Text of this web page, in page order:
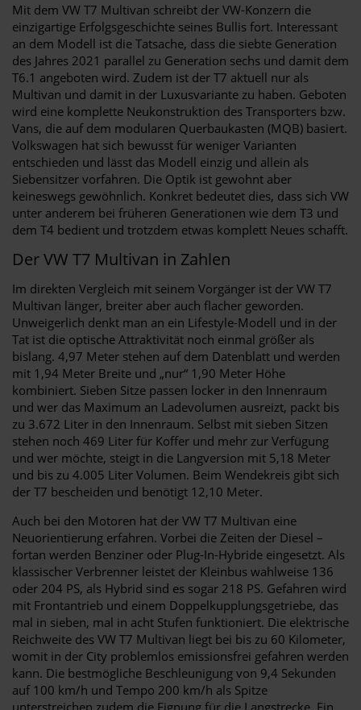
Mit dem VW T7 Multivan schreibt der VW-Konzern die
einzigartige Erfolgsgeschichte seines Bullis fort. Interessant
an dem Modell ist die Tatsache, dass die siebte Generation
des Jahres 2021 parallel zu Generation sechs und damit dem
T6.1 angeboten wird. Zudem ist der T7 aktuell nur als
Multivan und damit in der Luxusvariante zu haben. Geboten
wird eine komplette Neukonstruktion des Transporters bzw.
Vans, die auf dem modularen Querbaukasten (MQB) basiert.
Volkswagen hat sich bewusst für weniger Varianten
entschieden und lässt das Modell einzig und allein als
Siebensitzer vorfahren. Die Optik ist gewohnt aber
keineswegs gewöhnlich. Konkret bedeutet dies, dass sich VW
unter anderem bei früheren Generationen wie dem T3 und
dem T4 bedient und trotzdem etwas komplett Neues schafft.
Der VW T7 Multivan in Zahlen
Im direkten Vergleich mit seinem Vorgänger ist der VW T7
Multivan länger, breiter aber auch flacher geworden.
Unweigerlich denkt man an ein Lifestyle-Modell und in der
Tat ist die optische Attraktivität noch einmal größer als
bislang. 4,97 Meter stehen auf dem Datenblatt und werden
mit 1,94 Meter Breite und „nur“ 1,90 Meter Höhe
kombiniert. Sieben Sitze passen locker in den Innenraum
und wer das Maximum an Ladevolumen ausreizt, packt bis
zu 3.672 Liter in den Innenraum. Selbst mit sieben Sitzen
stehen noch 469 Liter für Koffer und mehr zur Verfügung
und wer möchte, steigt in die Langversion mit 5,18 Meter
und bis zu 4.005 Liter Volumen. Beim Wendekreis gibt sich
der T7 bescheiden und benötigt 12,10 Meter.
Auch bei den Motoren hat der VW T7 Multivan eine
Neuorientierung erfahren. Vorbei die Zeiten der Diesel –
fortan werden Benziner oder Plug-In-Hybride eingesetzt. Als
klassischer Verbrenner leistet der Kleinbus wahlweise 136
oder 204 PS, als Hybrid sind es sogar 218 PS. Gefahren wird
mit Frontantrieb und einem Doppelkupplungsgetriebe, das
mal in sieben, mal in acht Stufen funktioniert. Die elektrische
Reichweite des VW T7 Multivan liegt bei bis zu 60 Kilometer,
womit in der City problemlos emissionsfrei gefahren werden
kann. Die bestmögliche Beschleunigung von 9,4 Sekunden
auf 100 km/h und Tempo 200 km/h als Spitze
unterstreichen zudem die Eignung für die Langstrecke. Ein